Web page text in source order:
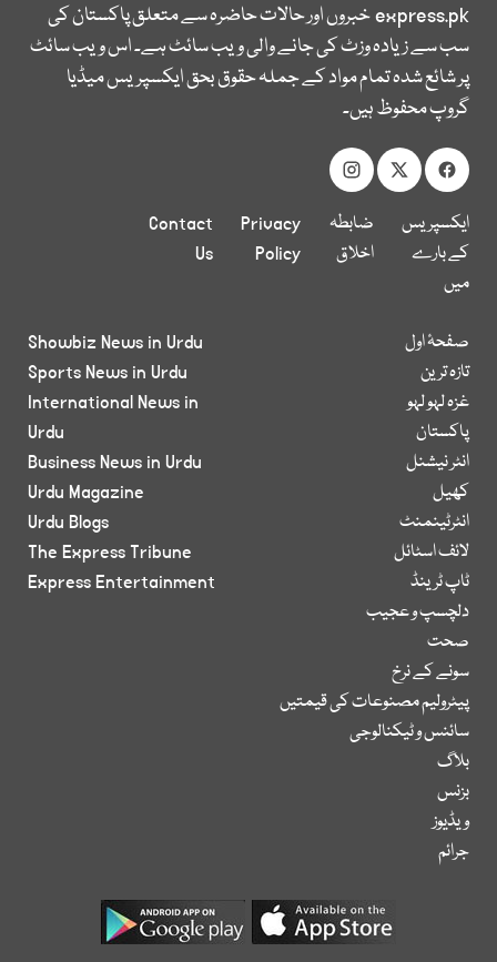
express.pkخبروں اور حالات حاضرہ سے متعلق پاکستان کی
سب سے زیادہ وزٹ کی جانے والی ویب سائٹ ہے۔ اس ویب سائٹ
پر شائع شدہ تمام مواد کے جملہ حقوق بحق ایکسپریس میڈیا
گروپ محفوظ ہیں۔
ایکسپریس
کے بارے
میں
ضابطہ
اخلاق
Privacy
Policy
Contact
Us
صفحۂ اول
تازہ ترین
غزہ لہو لہو
پاکستان
انٹر نیشنل
کھیل
انٹرٹینمنٹ
لائف اسٹائل
ٹاپ ٹرینڈ
دلچسپ و عجیب
صحت
سونے کے نرخ
پیٹرولیم مصنوعات کی قیمتیں
سائنس و ٹیکنالوجی
بلاگ
بزنس
ویڈیوز
جرائم
Showbiz News in Urdu
Sports News in Urdu
International News in
Urdu
Business News in Urdu
Urdu Magazine
Urdu Blogs
The Express Tribune
Express Entertainment